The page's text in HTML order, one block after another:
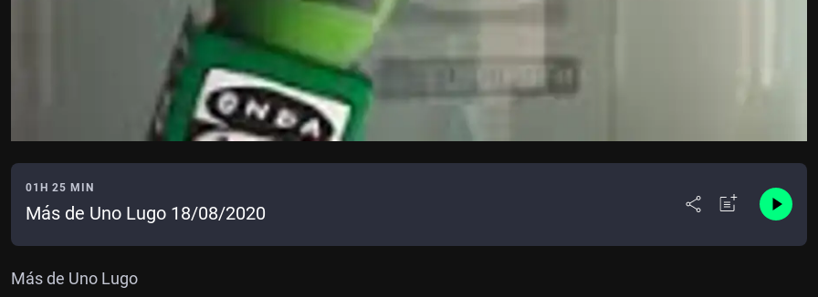
01H 25 MIN
Más de Uno Lugo 18/08/2020
Más de Uno Lugo